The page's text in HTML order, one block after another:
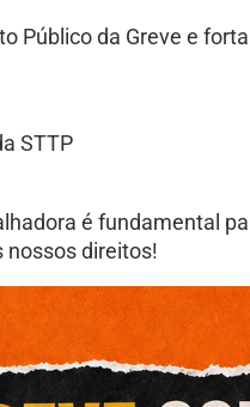
Público da Greve e
STTP
é fundamental
nossos direitos!